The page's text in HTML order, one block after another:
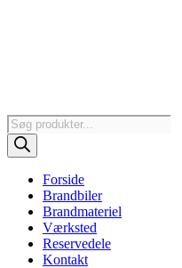
Products
search
Forside
Brandbiler
Brandmateriel
Værksted
Reservedele
Kontakt